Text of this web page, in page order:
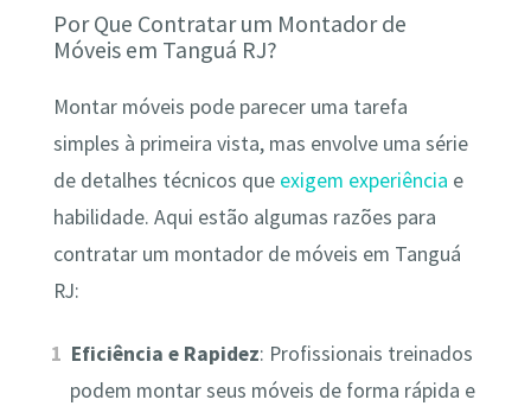
Por Que Contratar um Montador de
Móveis em Tanguá RJ?
Montar móveis pode parecer uma tarefa
simples à primeira vista, mas envolve uma série
de detalhes técnicos que exigem experiência e
habilidade. Aqui estão algumas razões para
contratar um montador de móveis em Tanguá
RJ:
Eficiência e Rapidez: Profissionais treinados
podem montar seus móveis de forma rápida e